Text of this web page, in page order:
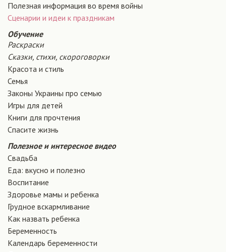
Полезная информация во время войны
Сценарии и идеи к праздникам
Обучение
Раскраски
Сказки, стихи, скороговорки
Красота и стиль
Семья
Законы Украины про семью
Игры для детей
Книги для прочтения
Спасите жизнь
Полезное и интересное видео
Свадьба
Еда: вкусно и полезно
Воспитание
Здоровье мамы и ребенка
Грудное вскармливание
Как назвать ребенка
Беременность
Календарь беременности